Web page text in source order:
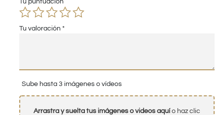
Tu valoración *
Sube hasta 3 imágenes o vídeos
Arrastra y suelta tus imágenes o videos aquío haz clic